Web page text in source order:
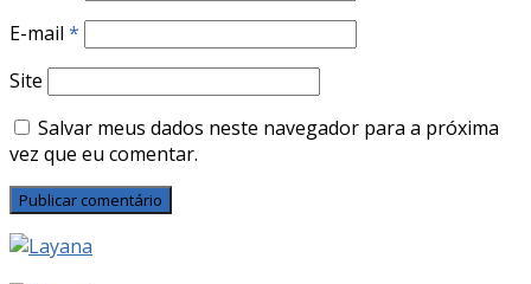
E-mail *
Site
Salvar meus dados neste navegador para a próxima
vez que eu comentar.